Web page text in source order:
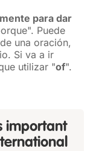
para dar
Puede
una oración,
Si va a ir
utilizar "of".
important